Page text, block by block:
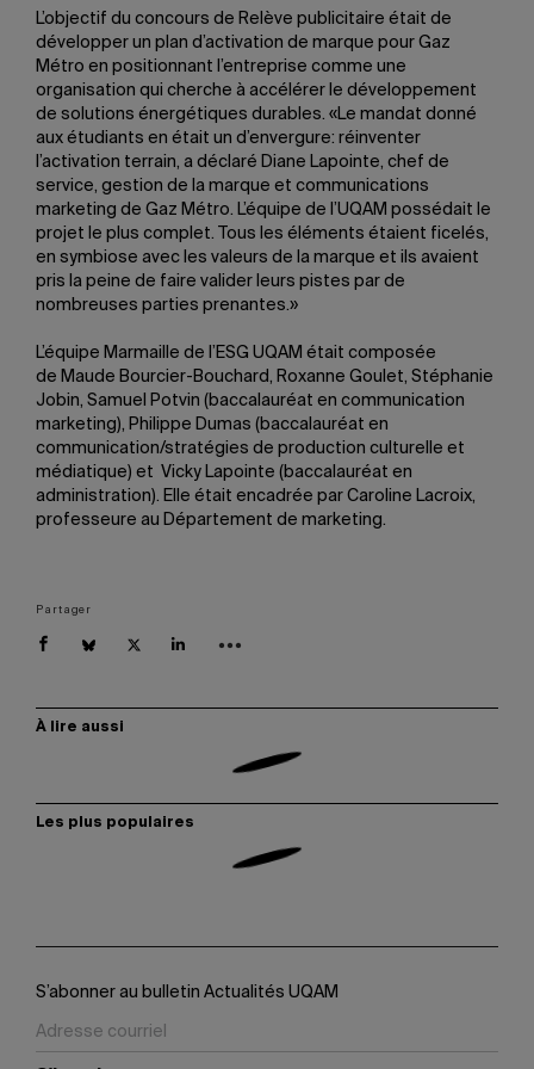
L’objectif du concours de Relève publicitaire était de
développer un plan d’activation de marque pour Gaz
Métro en positionnant l’entreprise comme une
organisation qui cherche à accélérer le développement
de solutions énergétiques durables. «Le mandat donné
aux étudiants en était un d’envergure: réinventer
l’activation terrain, a déclaré Diane Lapointe, chef de
service, gestion de la marque et communications
marketing de Gaz Métro. L’équipe de l’UQAM possédait le
projet le plus complet. Tous les éléments étaient ficelés,
en symbiose avec les valeurs de la marque et ils avaient
pris la peine de faire valider leurs pistes par de
nombreuses parties prenantes.»
L’équipe Marmaille de l’ESG UQAM était composée
de Maude Bourcier-Bouchard, Roxanne Goulet, Stéphanie
Jobin, Samuel Potvin (baccalauréat en communication
marketing), Philippe Dumas (baccalauréat en
communication/stratégies de production culturelle et
médiatique) et Vicky Lapointe (baccalauréat en
administration). Elle était encadrée par Caroline Lacroix,
professeure au Département de marketing.
Partager
À lire aussi
Les plus populaires
S’abonner au bulletin Actualités UQAM